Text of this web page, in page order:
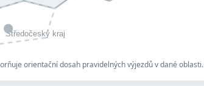
Středočeský kraj
orientační dosah pravidelných výjezdů v dané oblasti.